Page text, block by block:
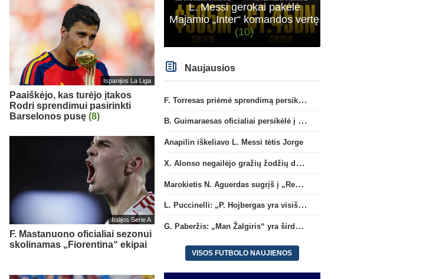
Ispanijos La Liga
Paaiškėjo, kas turėjo įtakos
Rodri sprendimui pasirinkti
Barselonos pusę (8)
Italijos Serie A
F. Mastanuono oficialiai sezonui
skolinamas „Fiorentina“ ekipai
L. Messi gerokai pakėlė
Majamio „Inter“ komandos vertę
(10)
Naujausios
F. Torresas priėmė sprendimą persikelti į PSG ekipą
B. Guimaraesas oficialiai persikėlė į „Arsenal“ klubą
Anapilin iškeliavo L. Messi tėtis Jorge
X. Alonso negailėjo gražių žodžių dabartiniam savo klubui „Chelsea“
Marokietis N. Aguerdas sugrįš į „Real Sociedad“ klubą
L. Puccinelli: „P. Hojbergas yra visiškai susitelkęs darbui Marselyje“
G. Paberžis: „Man Žalgiris“ yra širdyje“
VISOS FUTBOLO NAUJIENOS